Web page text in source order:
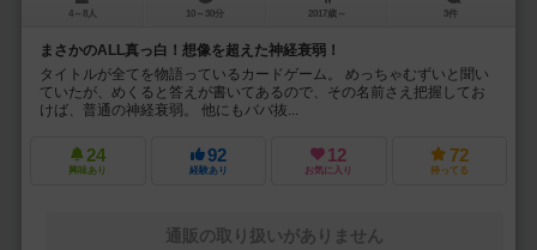
4～8人 10～30分 2017歳～ 3件
まさかのALL真っ白！想像を超えた神経衰弱！
タイトルが全てを物語っているカードゲーム。 めっちゃむずいと聞い
ていたが、めくると答えが書いてあるので、その名前さえ把握してお
けば、普通の神経衰弱。 他にもババ抜...
24
興味あり
92
経験あり
12
お気に入り
72
持ってる
通販の取り扱いがありません